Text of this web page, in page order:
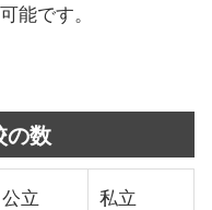
能です。
の数
公立 私立